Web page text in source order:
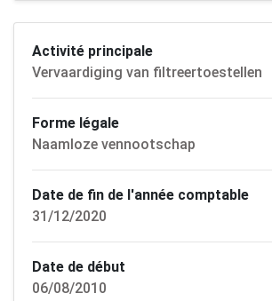
Activité principale
Vervaardiging van filtreertoestellen
Forme légale
Naamloze vennootschap
Date de fin de l'année comptable
31/12/2020
Date de début
06/08/2010